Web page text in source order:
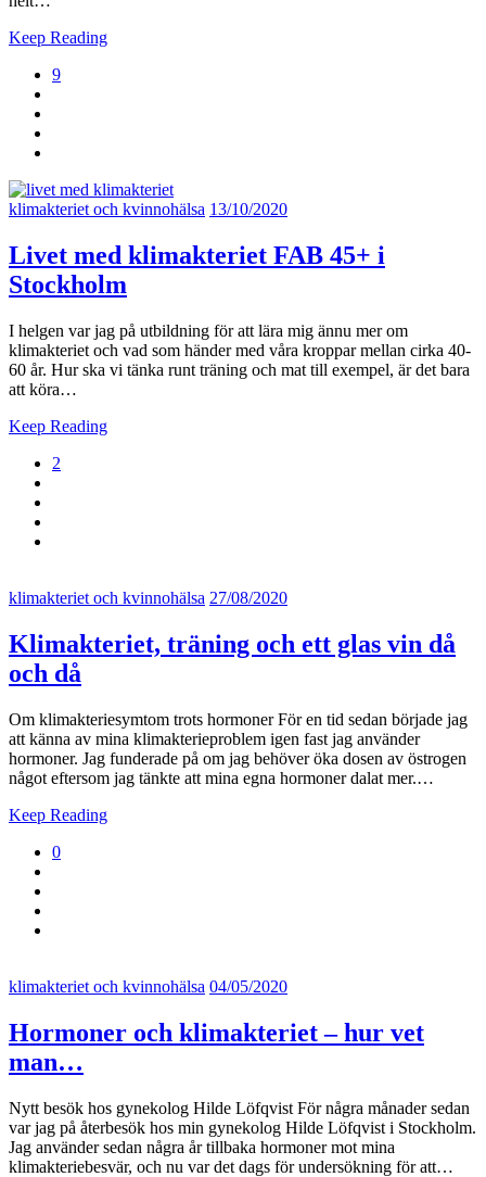
Keep Reading
9
klimakteriet och kvinnohälsa 13/10/2020
Livet med klimakteriet FAB 45+ i
Stockholm
I helgen var jag på utbildning för att lära mig ännu mer om
klimakteriet och vad som händer med våra kroppar mellan cirka 40-
60 år. Hur ska vi tänka runt träning och mat till exempel, är det bara
att köra…
Keep Reading
2
klimakteriet och kvinnohälsa 27/08/2020
Klimakteriet, träning och ett glas vin då
och då
Om klimakteriesymtom trots hormoner För en tid sedan började jag
att känna av mina klimakterieproblem igen fast jag använder
hormoner. Jag funderade på om jag behöver öka dosen av östrogen
något eftersom jag tänkte att mina egna hormoner dalat mer.…
Keep Reading
0
klimakteriet och kvinnohälsa 04/05/2020
Hormoner och klimakteriet – hur vet
man…
Nytt besök hos gynekolog Hilde Löfqvist För några månader sedan
var jag på återbesök hos min gynekolog Hilde Löfqvist i Stockholm.
Jag använder sedan några år tillbaka hormoner mot mina
klimakteriebesvär, och nu var det dags för undersökning för att…